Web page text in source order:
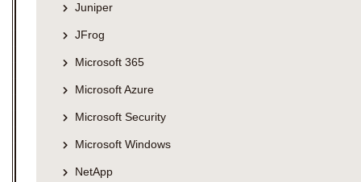
Juniper
JFrog
Microsoft 365
Microsoft Azure
Microsoft Security
Microsoft Windows
NetApp